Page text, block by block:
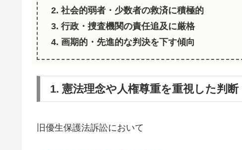
2. 社会的弱者・少数者の救済に積極的
3. 行政・捜査機関の責任追及に厳格
4. 画期的・先進的な判決を下す傾向
1. 憲法理念や人権尊重を重視した判断
旧優生保護法訴訟において